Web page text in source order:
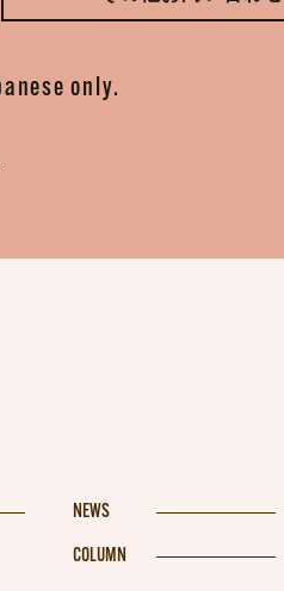
only.
NEWS
COLUMN